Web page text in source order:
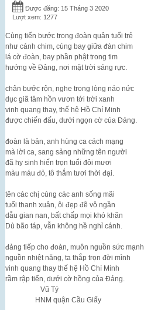
Được đăng: 15 Tháng 3 2020
Lượt xem: 1277
Cùng tiến bước trong đoàn quân tuổi trẻ
như cánh chim, cùng bay giữa đàn chim
lá cờ đoàn, bay phần phật trong tim
hướng về Đảng, nơi mặt trời sáng rực.
chân bước rộn, nghe trong lòng náo nức
dục giã tâm hồn vươn tới trời xanh
vinh quang thay, thế hệ Hồ Chí Minh
được chiến đấu, dưới ngọn cờ của Đảng.
đoàn là bản, anh hùng ca cách mạng
mà lời ca, sang sảng những tên người
đã hy sinh hiến trọn tuổi đôi mươi
màu máu đỏ, tô thắm tươi thời đại.
tên các chị cùng các anh sống mãi
tuổi thanh xuân, ôi đẹp đẽ vô ngần
dẫu gian nan, bất chấp mọi khó khăn
Dù bão táp, vẫn không hề nghỉ cánh.
đảng tiếp cho đoàn, muôn nguồn sức mạnh
nguồn nhiệt năng, ta thắp trọn đời mình
vinh quang thay thế hệ Hồ Chí Minh
rầm rập tiến, dưới cờ hồng của Đảng.
Vũ Tý
HNM quận Cầu Giấy